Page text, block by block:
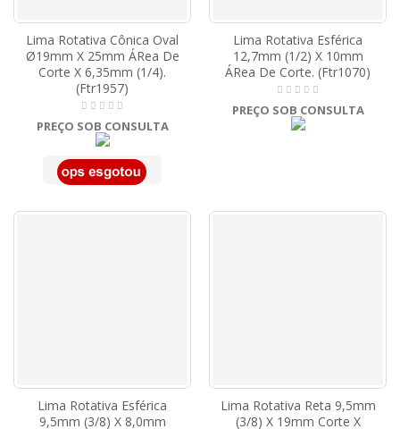
Lima Rotativa Cônica Oval
Ø19mm X 25mm ÁRea De
Corte X 6,35mm (1/4).
(Ftr1957)
PREÇO SOB CONSULTA
Lima Rotativa Esférica
12,7mm (1/2) X 10mm
ÁRea De Corte. (Ftr1070)
PREÇO SOB CONSULTA
Lima Rotativa Esférica
9,5mm (3/8) X 8,0mm
Lima Rotativa Reta 9,5mm
(3/8) X 19mm Corte X